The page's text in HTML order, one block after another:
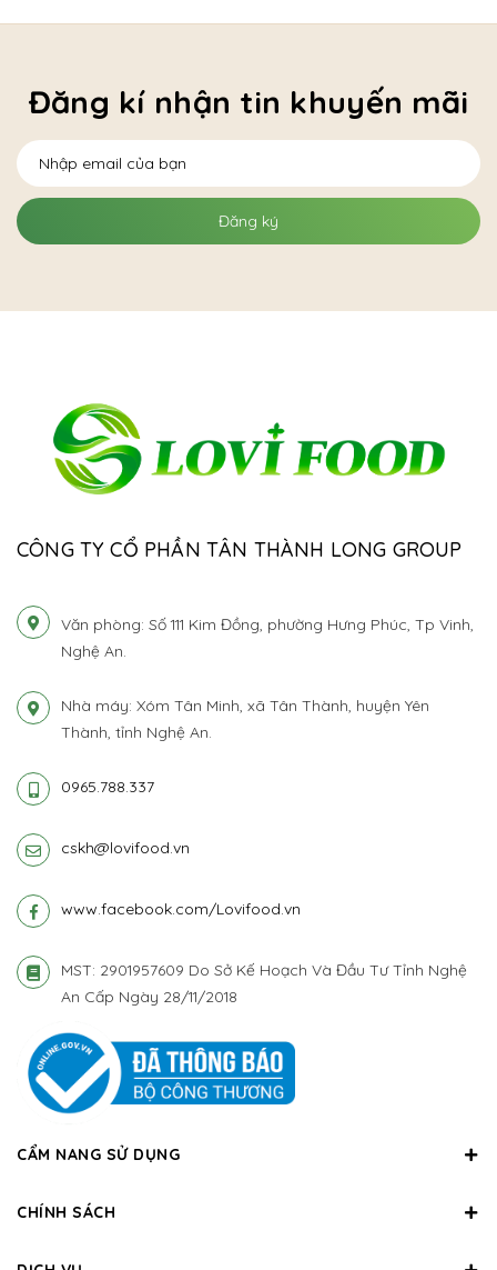
Đăng kí nhận tin khuyến mãi
Đăng ký
CÔNG TY CỔ PHẦN TÂN THÀNH LONG GROUP
Văn phòng: Số 111 Kim Đồng, phường Hưng Phúc, Tp Vinh,
Nghệ An.
Nhà máy: Xóm Tân Minh, xã Tân Thành, huyện Yên
Thành, tỉnh Nghệ An.
0965.788.337
cskh@lovifood.vn
www.facebook.com/Lovifood.vn
MST: 2901957609 Do Sở Kế Hoạch Và Đầu Tư Tỉnh Nghệ
An Cấp Ngày 28/11/2018
CẨM NANG SỬ DỤNG
CHÍNH SÁCH